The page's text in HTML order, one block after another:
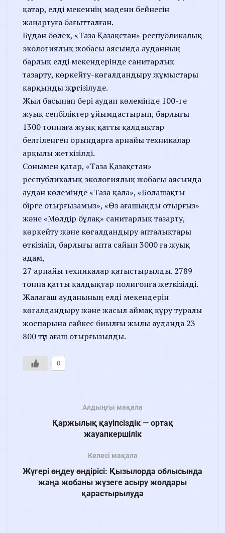
қатар, елді мекеннің мәдени бейнесін
жаңартуға бағытталған.
Бұдан бөлек, «Таза Қазақстан» республикалық
экологиялық жобасы аясында ауданның
барлық елді мекендерінде санитарлық
тазарту, көркейту-көгалдандыру жұмыстары
қарқынды жүргізілуде.
Жыл басынан бері аудан көлемінде 100-ге
жуық сенбіліктер ұйымдастырып, барлығы
1300 тоннаға жуық қатты қалдықтар
белгіленген орындарға арнайы техникалар
арқылы жеткізілді.
Сонымен қатар, «Таза Қазақстан»
республикалық экологиялық жобасы аясында
аудан көлемінде «Таза қала», «Болашақты
бірге отырғызамыз», «Өз ағашыңды отырғыз»
және «Мөлдір бұлақ» санитарлық тазарту,
көркейту және көгалдандыру апталықтары
өткізіліп, барлығы апта сайын 3000 ға жуық
адам,
27 арнайы техникалар қатыстырылды. 2789
тонна қатты қалдықтар полигонға жеткізілді.
Жалағаш ауданының елді мекендерін
көгалдандыру және жасыл аймақ құру туралы
жоспарына сәйкес биылғы жылы ауданда 23
800 түп ағаш отырғызылды.
0
Алдыңғы мақала
Қаржылық қауіпсіздік — ортақ
жауапкершілік
Келесі мақала
Жүгері өңдеу өндірісі: Қызылорда облысында
жаңа жобаны жүзеге асыру жолдары
қарастырылуда